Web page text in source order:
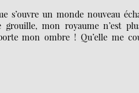
s’ouvre un monde nouveau
mon royaume n’est
mon ombre ! Qu’elle me